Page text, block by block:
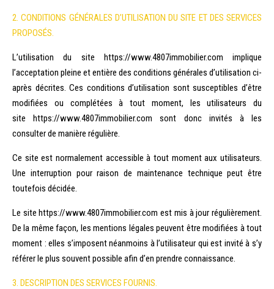
2. CONDITIONS GÉNÉRALES D’UTILISATION DU SITE ET DES SERVICES
PROPOSÉS.
L’utilisation du site https://www.4807immobilier.com implique
l’acceptation pleine et entière des conditions générales d’utilisation ci-
après décrites. Ces conditions d’utilisation sont susceptibles d’être
modifiées ou complétées à tout moment, les utilisateurs du
site https://www.4807immobilier.com sont donc invités à les
consulter de manière régulière.
Ce site est normalement accessible à tout moment aux utilisateurs.
Une interruption pour raison de maintenance technique peut être
toutefois décidée.
Le site https://www.4807immobilier.com est mis à jour régulièrement.
De la même façon, les mentions légales peuvent être modifiées à tout
moment : elles s’imposent néanmoins à l’utilisateur qui est invité à s’y
référer le plus souvent possible afin d’en prendre connaissance.
3. DESCRIPTION DES SERVICES FOURNIS.